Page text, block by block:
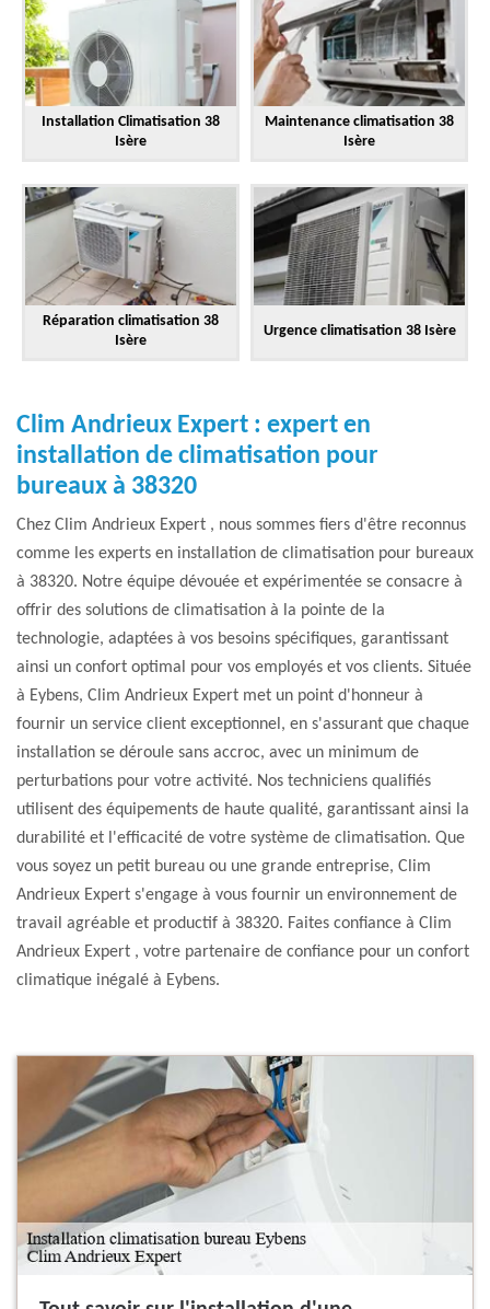
Installation Climatisation 38
Isère
Maintenance climatisation 38
Isère
Réparation climatisation 38
Isère
Urgence climatisation 38 Isère
Clim Andrieux Expert : expert en
installation de climatisation pour
bureaux à 38320
Chez Clim Andrieux Expert , nous sommes fiers d'être reconnus
comme les experts en installation de climatisation pour bureaux
à 38320. Notre équipe dévouée et expérimentée se consacre à
offrir des solutions de climatisation à la pointe de la
technologie, adaptées à vos besoins spécifiques, garantissant
ainsi un confort optimal pour vos employés et vos clients. Située
à Eybens, Clim Andrieux Expert met un point d'honneur à
fournir un service client exceptionnel, en s'assurant que chaque
installation se déroule sans accroc, avec un minimum de
perturbations pour votre activité. Nos techniciens qualifiés
utilisent des équipements de haute qualité, garantissant ainsi la
durabilité et l'efficacité de votre système de climatisation. Que
vous soyez un petit bureau ou une grande entreprise, Clim
Andrieux Expert s'engage à vous fournir un environnement de
travail agréable et productif à 38320. Faites confiance à Clim
Andrieux Expert , votre partenaire de confiance pour un confort
climatique inégalé à Eybens.